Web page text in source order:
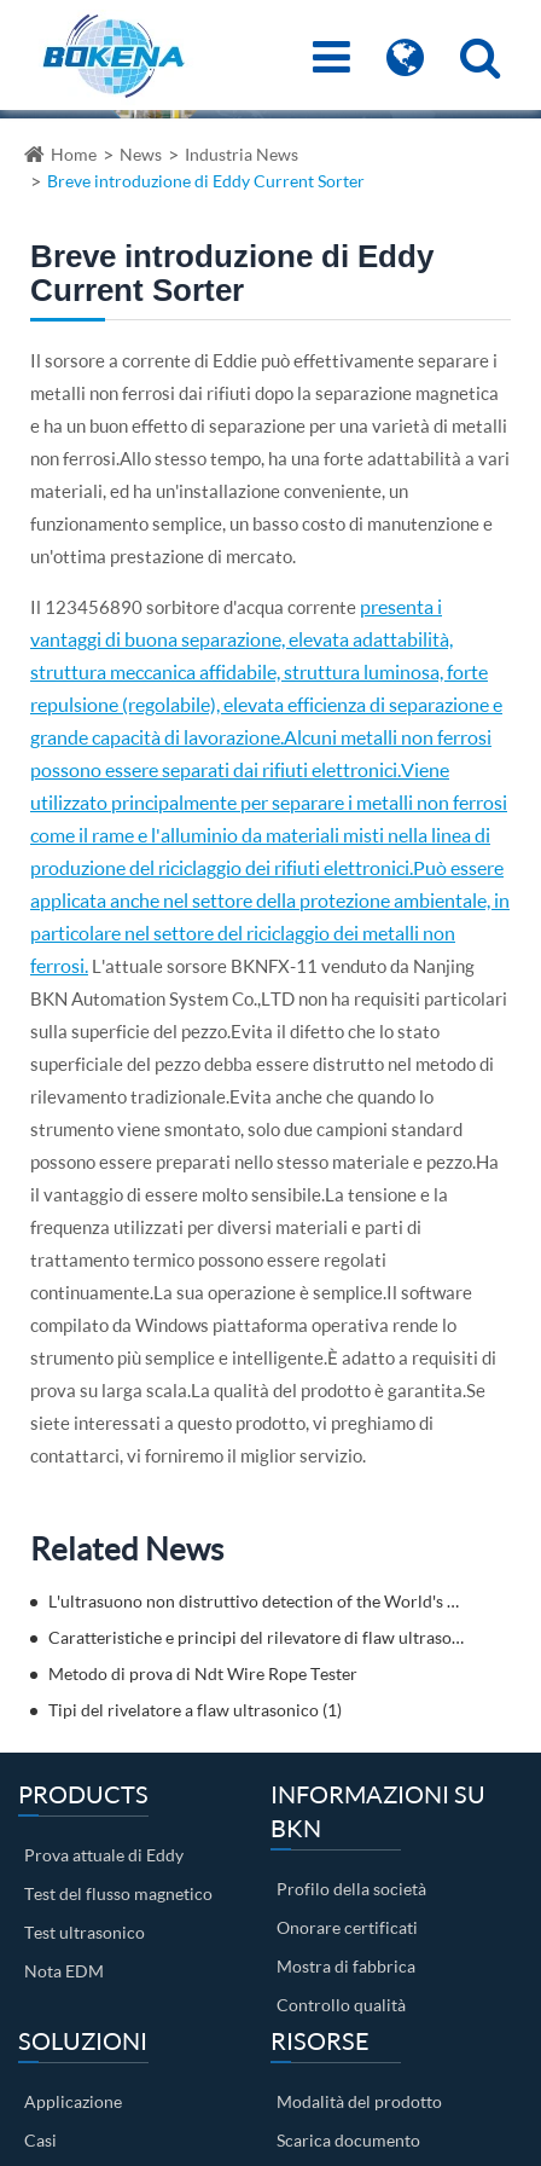
Home News
Industria News
Breve introduzione di Eddy Current Sorter
Breve introduzione di Eddy
Current Sorter
Il sorsore a corrente di Eddie può effettivamente separare i
metalli non ferrosi dai rifiuti dopo la separazione magnetica
e ha un buon effetto di separazione per una varietà di metalli
non ferrosi.Allo stesso tempo, ha una forte adattabilità a vari
materiali, ed ha un'installazione conveniente, un
funzionamento semplice, un basso costo di manutenzione e
un'ottima prestazione di mercato.
Il 123456890 sorbitore d'acqua corrente presenta i
vantaggi di buona separazione, elevata adattabilità,
struttura meccanica affidabile, struttura luminosa, forte
repulsione (regolabile), elevata efficienza di separazione e
grande capacità di lavorazione.Alcuni metalli non ferrosi
possono essere separati dai rifiuti elettronici.Viene
utilizzato principalmente per separare i metalli non ferrosi
come il rame e l'alluminio da materiali misti nella linea di
produzione del riciclaggio dei rifiuti elettronici.Può essere
applicata anche nel settore della protezione ambientale, in
particolare nel settore del riciclaggio dei metalli non
ferrosi. L'attuale sorsore BKNFX-11 venduto da Nanjing
BKN Automation System Co.,LTD non ha requisiti particolari
sulla superficie del pezzo.Evita il difetto che lo stato
superficiale del pezzo debba essere distrutto nel metodo di
rilevamento tradizionale.Evita anche che quando lo
strumento viene smontato, solo due campioni standard
possono essere preparati nello stesso materiale e pezzo.Ha
il vantaggio di essere molto sensibile.La tensione e la
frequenza utilizzati per diversi materiali e parti di
trattamento termico possono essere regolati
continuamente.La sua operazione è semplice.Il software
compilato da Windows piattaforma operativa rende lo
strumento più semplice e intelligente.È adatto a requisiti di
prova su larga scala.La qualità del prodotto è garantita.Se
siete interessati a questo prodotto, vi preghiamo di
contattarci, vi forniremo il miglior servizio.
Related News
L'ultrasuono non distruttivo detection of the World's First High Bridge-Sidu River Bridge.
Caratteristiche e principi del rilevatore di flaw ultrasonico
Metodo di prova di Ndt Wire Rope Tester
Tipi del rivelatore a flaw ultrasonico (1)
PRODUCTS
Prova attuale di Eddy
Test del flusso magnetico
Test ultrasonico
Nota EDM
INFORMAZIONI SU
BKN
Profilo della società
Onorare certificati
Mostra di fabbrica
Controllo qualità
SOLUZIONI
Applicazione
Casi
RISORSE
Modalità del prodotto
Scarica documento